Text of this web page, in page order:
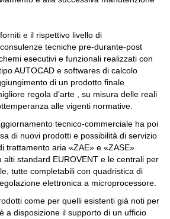
e il rispettivo livello di
tecniche pre-durante-post
esecutivi e funzionali realizzati con
AUTOCAD e softwares di calcolo
di un prodotto finale
regola d’arte , su misura delle reali
alle vigenti normative.
tecnico-commerciale ha poi
di nuovi prodotti e possibilità di servizio
trattamento aria «ZAE» e «ZASE»
alti standard EUROVENT e le centrali per
tutte completabili con quadristica di
elettronica a microprocessore.
come per quelli esistenti già noti per
a disposizione il supporto di un ufficio